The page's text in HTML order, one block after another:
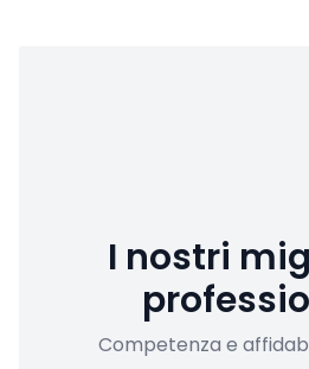
I nostri
Competenza e